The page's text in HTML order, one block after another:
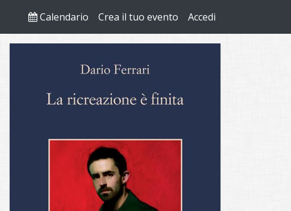
Calendario Crea il tuo evento Accedi